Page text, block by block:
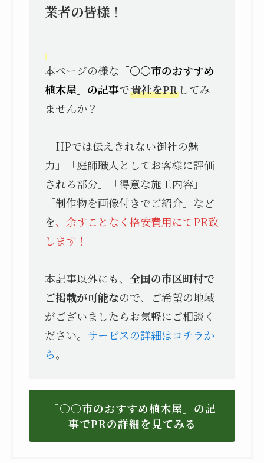
業者の皆様！
本ページの様な 「〇〇市のおすすめ
植木屋」の記事で貴社をPRしてみ
ませんか？
「HPでは伝えきれない御社の魅
力」「庭師職人としてお客様に評価
される部分」「得意な施工内容」
「制作物を画像付きでご紹介」など
を、余すことなく格安費用にてPR致
します！
本記事以外にも、 全国の市区町村で
ご掲載が可能なので、ご希望の地域
がございましたらお気軽にご相談く
ださい。 サービスの詳細はコチラか
ら。
「〇〇市のおすすめ植木屋」の記
事でPRの詳細を見てみる